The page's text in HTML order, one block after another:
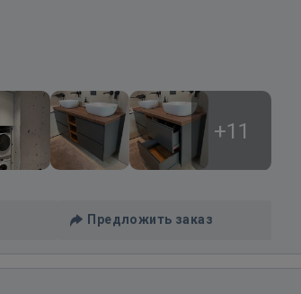
+11
Предложить заказ